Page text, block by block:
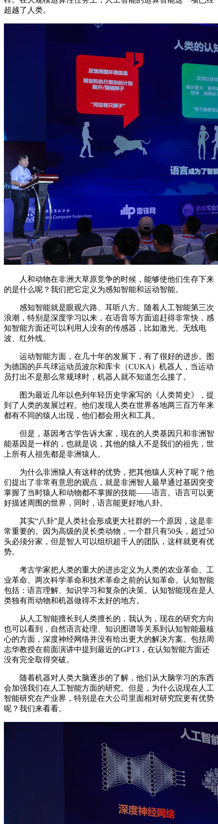
超越了人类。
人和动物在非洲大草原竞争的时候，能够使他们生存下来
的是什么呢？我们把它定义为感知智能和运动智能。
感知智能就是眼观六路、耳听八方。随着人工智能第三次
浪潮，特别是深度学习以来，在语音等方面追赶得非常快，感
知智能方面还可以利用人没有的传感器，比如激光、无线电
波、红外线。
运动智能方面，在几十年的发展下，有了很好的进步。图
为德国的乒乓球运动员波尔和库卡（CUKA）机器人，当运动
员打出不是那么常规球时，机器人就不知道怎么接了。
图为最近几年以色列年轻历史学家写的《人类简史》，提
到了人类的发展过程。他们发现人类在世界各地两三百万年来
都有不同的猿人出现，他们都会用火和工具。
但是，基因考古学告诉大家，现在的人类基因只和非洲智
能基因是一样的，也就是说，其他的猿人不是我们的祖先，世
上所有人祖先都是非洲猿人。
为什么非洲猿人有这样的优势，把其他猿人灭种了呢？他
们提出了非常有意思的观点，就是非洲智人最早通过基因突变
掌握了当时猿人和动物都不掌握的技能——语言。语言可以更
好描述周围的世界，同时，语言能更好地八卦。
其实“八卦”是人类社会形成更大社群的一个原因，这是非
常重要的。因为高级的灵长类动物，一个群只有50头，超过50
头必须分家，但是智人可以组织超千人的团队，这样就更有优
势。
考古学家把人类的重大的进步定义为人类的农业革命、工
业革命、两次科学革命和技术革命之前的认知革命。认知智能
包括：语言理解、知识学习和复杂的决策。认知智能现在是人
类独有而动物和机器做得不太好的地方。
从人工智能擅长到人类擅长的，我认为，现在的研究方向
也可以看到，自然语言处理、知识图谱等关系到认知智能最核
心的方面，深度神经网络并没有给出更大的解决方案。包括周
志华教授在前面演讲中提到最近的GPT3，在认知智能方面还
没有完全取得突破。
随着机器对人类大脑逐步的了解，他们从大脑学习的东西
会加强我们在人工智能方面的研究。但是，为什么说现在人工
智能研究在产业界，特别是在大公司里面相对研究院更有优势
呢？我们来看看。